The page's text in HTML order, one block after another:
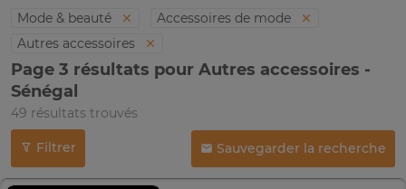
Mode & beauté
Accessoires de mode
Autres accessoires
Page 3 résultats pour Autres accessoires -
Sénégal
49 résultats trouvés
Filtrer Sauvegarder la recherche